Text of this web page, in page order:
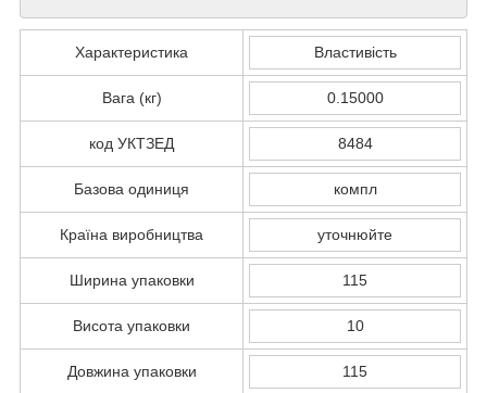
Характеристика Властивість
Вага (кг) 0.15000
код УКТЗЕД 8484
Базова одиниця компл
Країна виробництва уточнюйте
Ширина упаковки 115
Висота упаковки 10
Довжина упаковки 115